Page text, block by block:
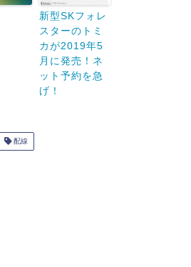
新型SKフォレ
スターのトミ
カが2019年5
月に発売！ネ
ット予約を急
げ！
配線